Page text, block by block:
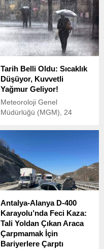
Tarih Belli Oldu: Sıcaklık
Düşüyor, Kuvvetli
Yağmur Geliyor!
Meteoroloji Genel
Müdürlüğü (MGM), 24
durumu tahminlerini
açıkladı. Hafta sonu
sıcaklıklar mevsim
normallerinin oldukça
üzerine çıkarken, yeni
haftayla birlikte keskin bir
bekleniyor.
Antalya-Alanya D-400
Karayolu’nda Feci Kaza:
Tali Yoldan Çıkan Araca
Çarpmamak İçin
Bariyerlere Çarptı